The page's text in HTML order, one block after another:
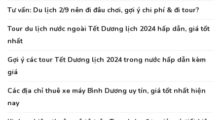
Tư vấn: Du lịch 2/9 nên đi đâu chơi, gợi ý chi phí & đi tour?
Tour du lịch nước ngoài Tết Dương lịch 2024 hấp dẫn, giá tốt
nhất
Gợi ý các tour Tết Dương lịch 2024 trong nước hấp dẫn kèm
giá
Các địa chỉ thuê xe máy Bình Dương uy tín, giá tốt nhất hiện
nay